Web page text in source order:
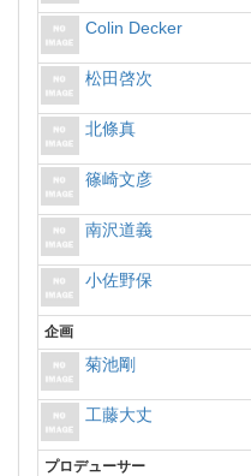
Colin Decker
松田啓次
北條真
篠崎文彦
南沢道義
小佐野保
企画
菊池剛
工藤大丈
プロデューサー